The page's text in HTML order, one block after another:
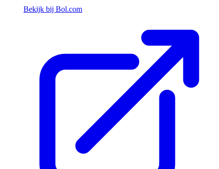
Bekijk bij Bol.com